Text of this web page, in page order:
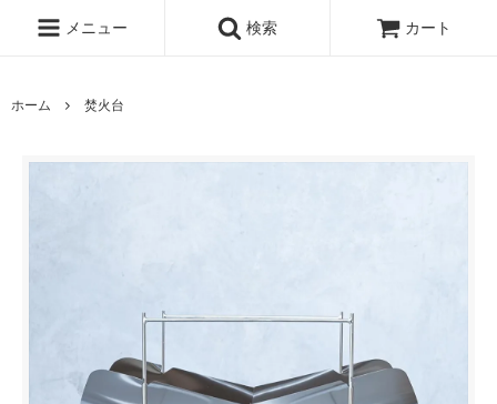
メニュー 検索 カート
ホーム 焚火台